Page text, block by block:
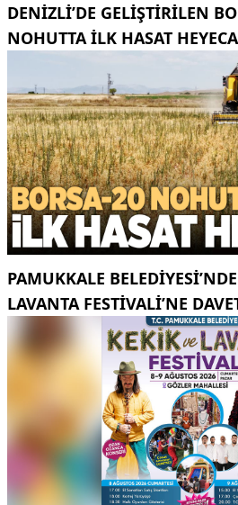
DENIZLI’DE GELIŞTIRILEN
NOHUTTA ILK HASAT
PAMUKKALE
LAVANTA FESTIVALI’NE